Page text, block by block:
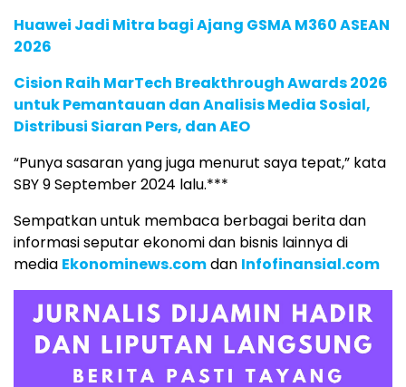
Huawei Jadi Mitra bagi Ajang GSMA M360 ASEAN
2026
Cision Raih MarTech Breakthrough Awards 2026
untuk Pemantauan dan Analisis Media Sosial,
Distribusi Siaran Pers, dan AEO
“Punya sasaran yang juga menurut saya tepat,” kata
SBY 9 September 2024 lalu.***
Sempatkan untuk membaca berbagai berita dan
informasi seputar ekonomi dan bisnis lainnya di
media Ekonominews.comdan Infofinansial.com